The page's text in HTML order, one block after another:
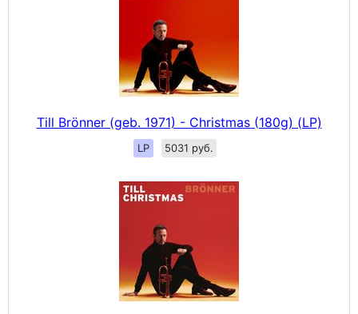
Till Brönner (geb. 1971) - Christmas (180g) (LP)
LP 5031 руб.